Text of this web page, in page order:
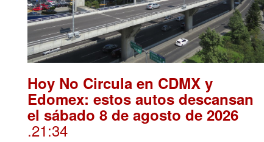
Hoy No Circula en CDMX y
Edomex: estos autos descansan
el sábado 8 de agosto de 2026
.21:34